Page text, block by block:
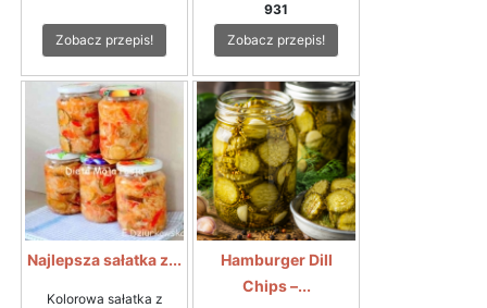
Zobacz przepis!
931
Zobacz przepis!
Najlepsza sałatka z...
Kolorowa sałatka z
Hamburger Dill
Chips –...